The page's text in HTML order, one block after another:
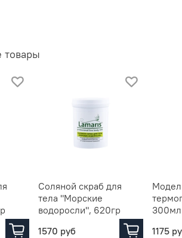
товары
Соляной скраб для
тела "Морские
водоросли", 620гр
1570 руб
300мл
1175